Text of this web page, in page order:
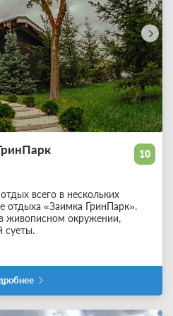
10
всего в нескольких
отдыха «Заимка ГринПарк».
живописном окружении,
суеты.